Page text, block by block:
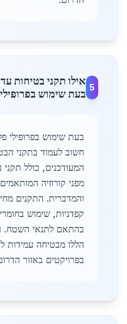
5
אילו תקני בטיחות
בעת שימוש
בעת שימוש בפרופילי
חשוב לעמוד בתקני
המעודכנים, כולל תקני
מפני קורוזיה
והמדברית. התקנים
קפדניות, שימוש
בהתאם לתנאי השטח.
הללו מבטיחה עמידות
בפרויקטים באזור